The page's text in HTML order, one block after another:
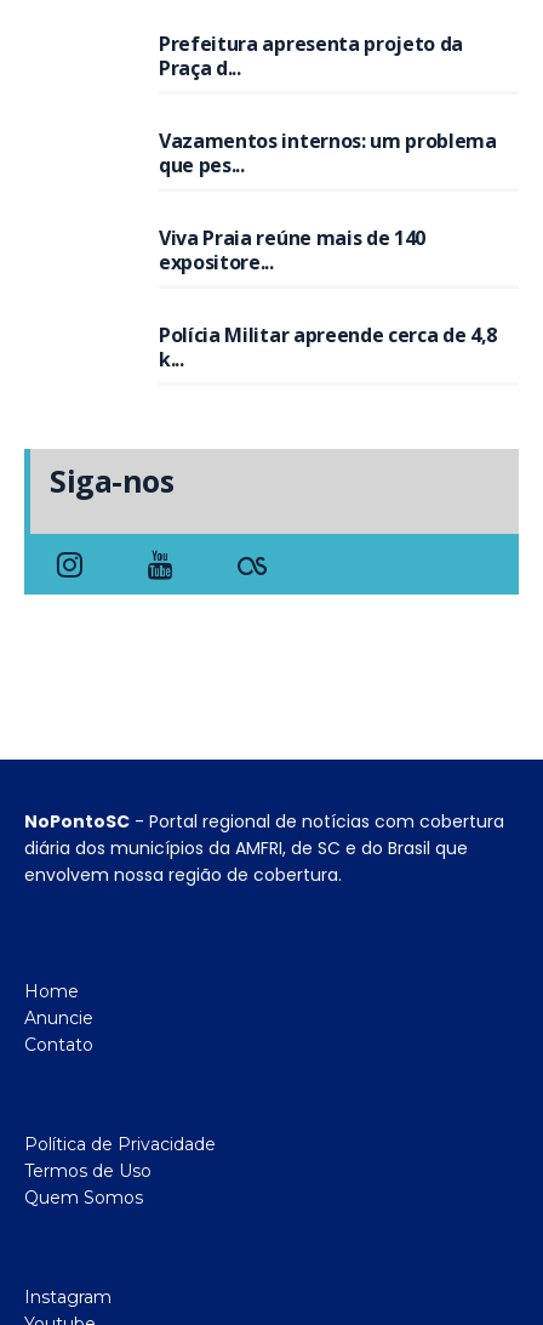
Prefeitura apresenta projeto da
Praça d...
Vazamentos internos: um problema
que pes...
Viva Praia reúne mais de 140
expositore...
Polícia Militar apreende cerca de 4,8
k...
Siga-nos
NoPontoSC - Portal regional de notícias com cobertura
diária dos municípios da AMFRI, de SC e do Brasil que
envolvem nossa região de cobertura.
Home
Anuncie
Contato
Política de Privacidade
Termos de Uso
Quem Somos
Instagram